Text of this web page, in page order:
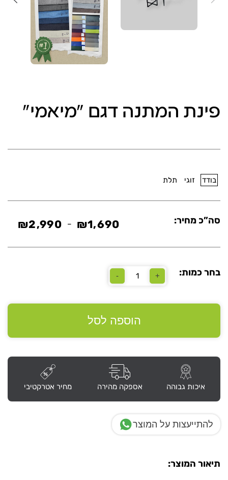
פינת המתנה דגם "מיאמי"
בודד זוגי תלת
סה”כ מחיר: ₪1,690
–
₪2,990
טווח
⁦₪1,690⁩
בחר כמות: +
כמות
-
הוספה לסל
איכות גבוהה אספקה מהירה מחיר אטרקטיבי
להתייעצות על המוצר
תיאור המוצר: